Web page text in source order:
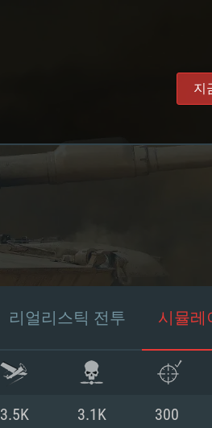
지
리얼리스틱 전투 시뮬레
3.5K 3.1K 300